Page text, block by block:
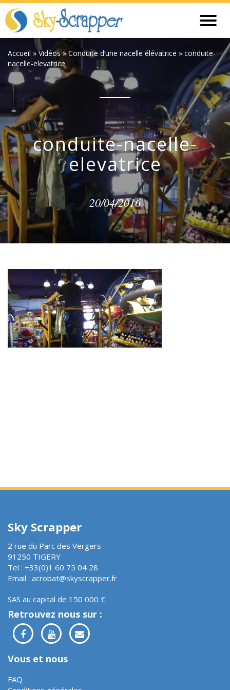
Accueil »Vidéos»Conduite d’une nacelle élévatrice » conduite-
nacelle-elevatrice
conduite-nacelle-
elevatrice
20/04/2016
Sky Scrapper
2 rue du Parc des Vergers
91250 TIGERY
Tel : +33(0)1 60 75 04 28
Email : acrobat@skyscrapper.fr
SAS au capital de 150 000 €
Retrouvez nous sur :
Vous et nous
FAQ